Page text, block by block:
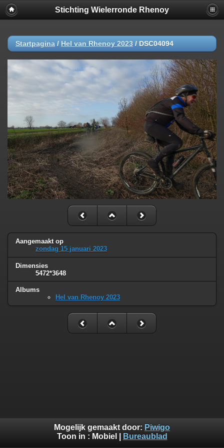
Stichting Wielerronde Rhenoy
Startpagina / Hel van Rhenoy 2023 / DSC04094
Aangemaakt op
zondag 15 januari 2023
Dimensies
5472*3648
Albums
Hel van Rhenoy 2023
Mogelijk gemaakt door: Piwigo
Toon in : Mobiel Bureaublad